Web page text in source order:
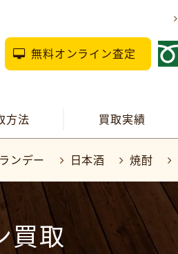
無料オンライン査定
方法 買取実績
ンデー 日本酒 焼酎
買取